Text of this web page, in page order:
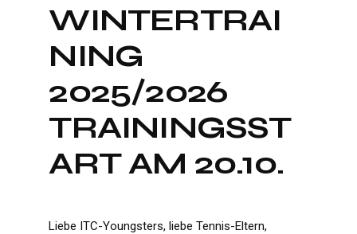
WINTERTRAI
NING
2025/2026
TRAININGSST
ART AM 20.10.
Liebe ITC-Youngsters, liebe Tennis-Eltern,